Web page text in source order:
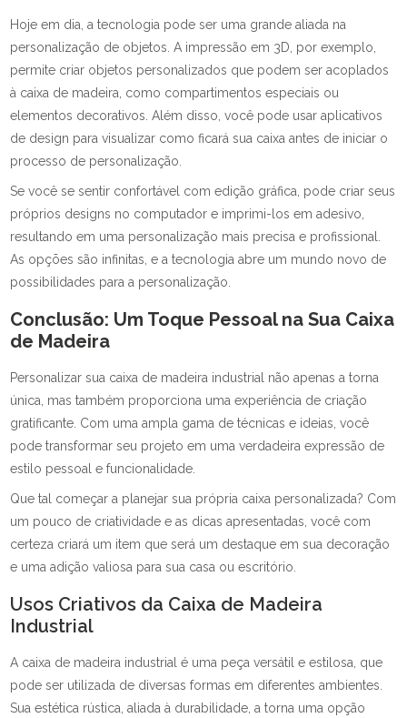
Hoje em dia, a tecnologia pode ser uma grande aliada na
personalização de objetos. A impressão em 3D, por exemplo,
permite criar objetos personalizados que podem ser acoplados
à caixa de madeira, como compartimentos especiais ou
elementos decorativos. Além disso, você pode usar aplicativos
de design para visualizar como ficará sua caixa antes de iniciar o
processo de personalização.
Se você se sentir confortável com edição gráfica, pode criar seus
próprios designs no computador e imprimi-los em adesivo,
resultando em uma personalização mais precisa e profissional.
As opções são infinitas, e a tecnologia abre um mundo novo de
possibilidades para a personalização.
Conclusão: Um Toque Pessoal na Sua Caixa
de Madeira
Personalizar sua caixa de madeira industrial não apenas a torna
única, mas também proporciona uma experiência de criação
gratificante. Com uma ampla gama de técnicas e ideias, você
pode transformar seu projeto em uma verdadeira expressão de
estilo pessoal e funcionalidade.
Que tal começar a planejar sua própria caixa personalizada? Com
um pouco de criatividade e as dicas apresentadas, você com
certeza criará um item que será um destaque em sua decoração
e uma adição valiosa para sua casa ou escritório.
Usos Criativos da Caixa de Madeira
Industrial
A caixa de madeira industrial é uma peça versátil e estilosa, que
pode ser utilizada de diversas formas em diferentes ambientes.
Sua estética rústica, aliada à durabilidade, a torna uma opção